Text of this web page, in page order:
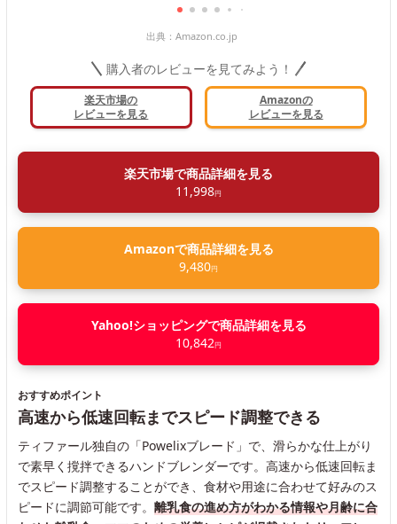
出典： Amazon.co.jp
購入者のレビューを見てみよう！
楽天市場の
レビューを見る
Amazonの
レビューを見る
楽天市場で商品詳細を見る
11,998円
Amazonで商品詳細を見る
9,480円
Yahoo!ショッピングで商品詳細を見る
10,842円
おすすめポイント
高速から低速回転までスピード調整できる
ティファール独自の「Powelixブレード」で、滑らかな仕上がり
で素早く撹拌できるハンドブレンダーです。高速から低速回転ま
でスピード調整することができ、食材や用途に合わせて好みのス
ピードに調節可能です。 離乳食の進め方がわかる情報や月齢に合